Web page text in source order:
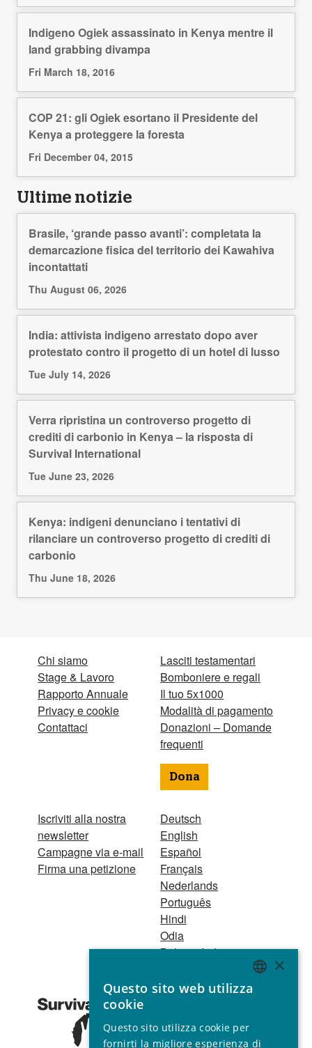
Indigeno Ogiek assassinato in Kenya mentre il
land grabbing divampa
Fri March 18, 2016
COP 21: gli Ogiek esortano il Presidente del
Kenya a proteggere la foresta
Fri December 04, 2015
Ultime notizie
Brasile, ‘grande passo avanti’: completata la
demarcazione fisica del territorio dei Kawahiva
incontattati
Thu August 06, 2026
India: attivista indigeno arrestato dopo aver
protestato contro il progetto di un hotel di lusso
Tue July 14, 2026
Verra ripristina un controverso progetto di
crediti di carbonio in Kenya – la risposta di
Survival International
Tue June 23, 2026
Kenya: indigeni denunciano i tentativi di
rilanciare un controverso progetto di crediti di
carbonio
Thu June 18, 2026
Chi siamo
Stage & Lavoro
Rapporto Annuale
Privacy e cookie
Contattaci
Iscriviti alla nostra
newsletter
Campagne via e-mail
Firma una petizione
Lasciti testamentari
Bomboniere e regali
Il tuo 5x1000
Modalità di pagamento
Donazioni – Domande
frequenti
Dona
Deutsch
English
Español
Français
Nederlands
Português
Hindi
Odia
Bahasa Indonesia
Registro Persone
1521 Registered
charity no. 267444 ©
ENGLISH
SPANISH
×
Questo sito web utilizza
cookie
Questo sito utilizza cookie per
fornirti la migliore esperienza di